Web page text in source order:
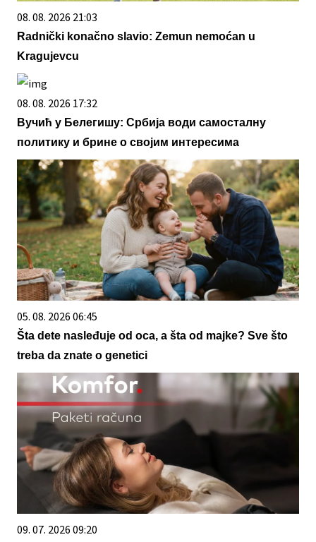
08. 08. 2026 21:03
Radnički konačno slavio: Zemun nemoćan u
Kragujevcu
08. 08. 2026 17:32
Вучић у Белегишу: Србија води самосталну
политику и брине о својим интересима
05. 08. 2026 06:45
Šta dete nasleđuje od oca, a šta od majke? Sve što
treba da znate o genetici
09. 07. 2026 09:20